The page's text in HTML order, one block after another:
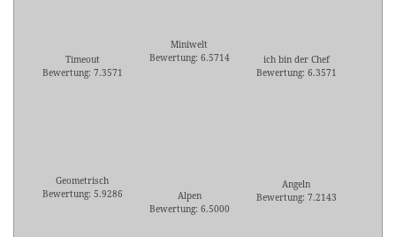
Timeout
Bewertung: 7.3571
Miniwelt
Bewertung: 6.5714
ich bin der Chef
Bewertung: 6.3571
Geometrisch
Bewertung: 5.9286
Alpen
Bewertung: 6.5000
Angeln
Bewertung: 7.2143